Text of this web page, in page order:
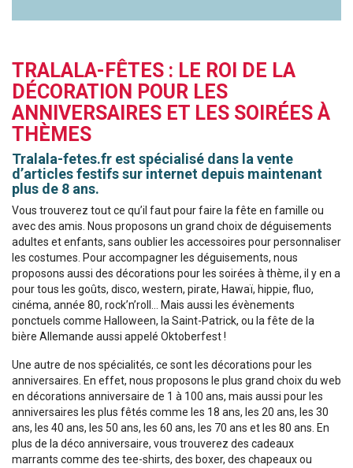
TRALALA-FÊTES : LE ROI DE LA
DÉCORATION POUR LES
ANNIVERSAIRES ET LES SOIRÉES À
THÈMES
Tralala-fetes.fr est spécialisé dans la vente
d’articles festifs sur internet depuis maintenant
plus de 8 ans.
Vous trouverez tout ce qu’il faut pour faire la fête en famille ou
avec des amis. Nous proposons un grand choix de déguisements
adultes et enfants, sans oublier les accessoires pour personnaliser
les costumes. Pour accompagner les déguisements, nous
proposons aussi des décorations pour les soirées à thème, il y en a
pour tous les goûts, disco, western, pirate, Hawaï, hippie, fluo,
cinéma, année 80, rock’n’roll… Mais aussi les évènements
ponctuels comme Halloween, la Saint-Patrick, ou la fête de la
bière Allemande aussi appelé Oktoberfest !
Une autre de nos spécialités, ce sont les décorations pour les
anniversaires. En effet, nous proposons le plus grand choix du web
en décorations anniversaire de 1 à 100 ans, mais aussi pour les
anniversaires les plus fêtés comme les 18 ans, les 20 ans, les 30
ans, les 40 ans, les 50 ans, les 60 ans, les 70 ans et les 80 ans. En
plus de la déco anniversaire, vous trouverez des cadeaux
marrants comme des tee-shirts, des boxer, des chapeaux ou